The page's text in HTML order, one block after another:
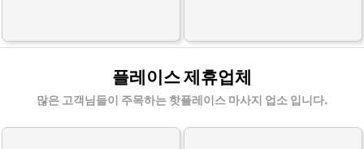
플레이스 제휴업체
많은 고객님들이 주목하는 핫플레이스 마사지 업소 입니다.